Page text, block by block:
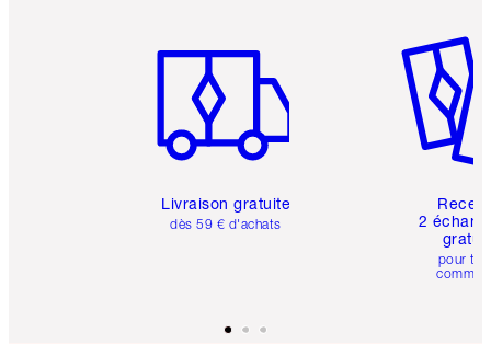
Livraison gratuite
dès 59 € d'achats
2
pour